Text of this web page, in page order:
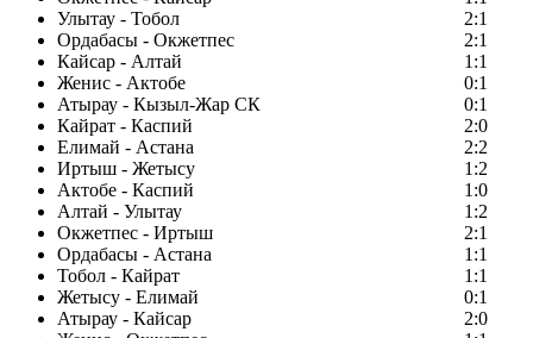
Улытау - Тобол
2:1
Ордабасы - Окжетпес
2:1
Кайсар - Алтай
1:1
Женис - Актобе
0:1
Атырау - Кызыл-Жар СК
0:1
Кайрат - Каспий
2:0
Елимай - Астана
2:2
Иртыш - Жетысу
1:2
Актобе - Каспий
1:0
Алтай - Улытау
1:2
Окжетпес - Иртыш
2:1
Ордабасы - Астана
1:1
Тобол - Кайрат
1:1
Жетысу - Елимай
0:1
Атырау - Кайсар
2:0